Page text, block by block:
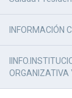
INFORMACIÓN
ORGANIZATIVA